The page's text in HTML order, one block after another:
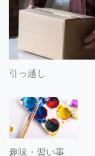
引っ越し
趣味・習い事